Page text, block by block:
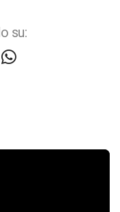
su: